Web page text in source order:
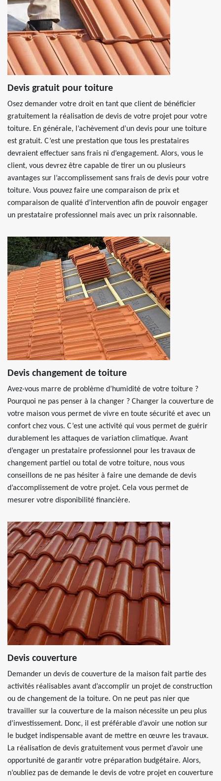
Devis gratuit pour toiture
Osez demander votre droit en tant que client de bénéficier
gratuitement la réalisation de devis de votre projet pour votre
toiture. En générale, l’achèvement d’un devis pour une toiture
est gratuit. C’est une prestation que tous les prestataires
devraient effectuer sans frais ni d’engagement. Alors, vous le
client, vous devrez être capable de tirer un ou plusieurs
avantages sur l’accomplissement sans frais de devis pour votre
toiture. Vous pouvez faire une comparaison de prix et
comparaison de qualité d’intervention afin de pouvoir engager
un prestataire professionnel mais avec un prix raisonnable.
Devis changement de toiture
Avez-vous marre de problème d’humidité de votre toiture ?
Pourquoi ne pas penser à la changer ? Changer la couverture de
votre maison vous permet de vivre en toute sécurité et avec un
confort chez vous. C’est une activité qui vous permet de guérir
durablement les attaques de variation climatique. Avant
d’engager un prestataire professionnel pour les travaux de
changement partiel ou total de votre toiture, nous vous
conseillons de ne pas hésiter à faire une demande de devis
d’accomplissement de votre projet. Cela vous permet de
mesurer votre disponibilité financière.
Devis couverture
Demander un devis de couverture de la maison fait partie des
activités réalisables avant d’accomplir un projet de construction
ou de changement de la toiture. On ne peut pas nier que
travailler sur la couverture de la maison nécessite un peu plus
d’investissement. Donc, il est préférable d’avoir une notion sur
le budget indispensable avant de mettre en œuvre les travaux.
La réalisation de devis gratuitement vous permet d’avoir une
opportunité de garantir votre préparation budgétaire. Alors,
n’oubliez pas de demande le devis de votre projet en couverture